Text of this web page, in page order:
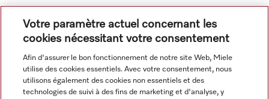
Votre paramètre actuel concernant les
cookies nécessitant votre consentement
Afin d'assurer le bon fonctionnement de notre site Web, Miele
utilise des cookies essentiels. Avec votre consentement, nous
utilisons également des cookies non essentiels et des
technologies de suivi à des fins de marketing et d'analyse, y